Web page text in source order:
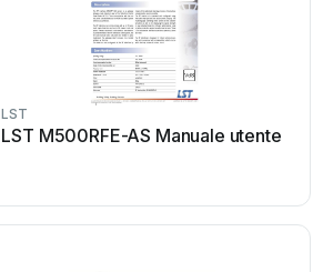
LST
LST M500RFE-AS Manuale utente